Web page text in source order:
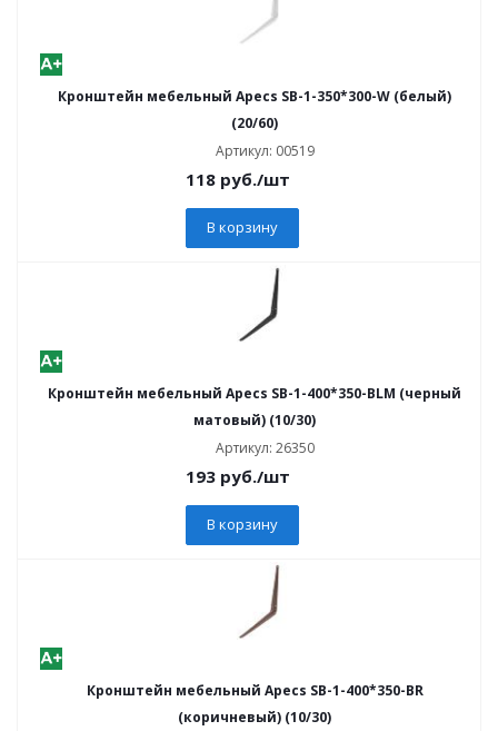
Кронштейн мебельный Apecs SB-1-350*300-W (белый)
(20/60)
Артикул: 00519
118 руб./шт
В корзину
Кронштейн мебельный Apecs SB-1-400*350-BLM (черный
матовый) (10/30)
Артикул: 26350
193 руб./шт
В корзину
Кронштейн мебельный Apecs SB-1-400*350-BR
(коричневый) (10/30)